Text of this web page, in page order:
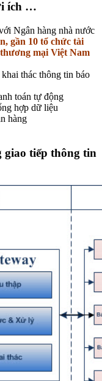
ích …
Ngân hàng nhà nước
gần 10 tổ chức tài
mại Việt Nam
thác thông tin báo
toán tự động
hợp dữ liệu
hàng
giao tiếp thông tin